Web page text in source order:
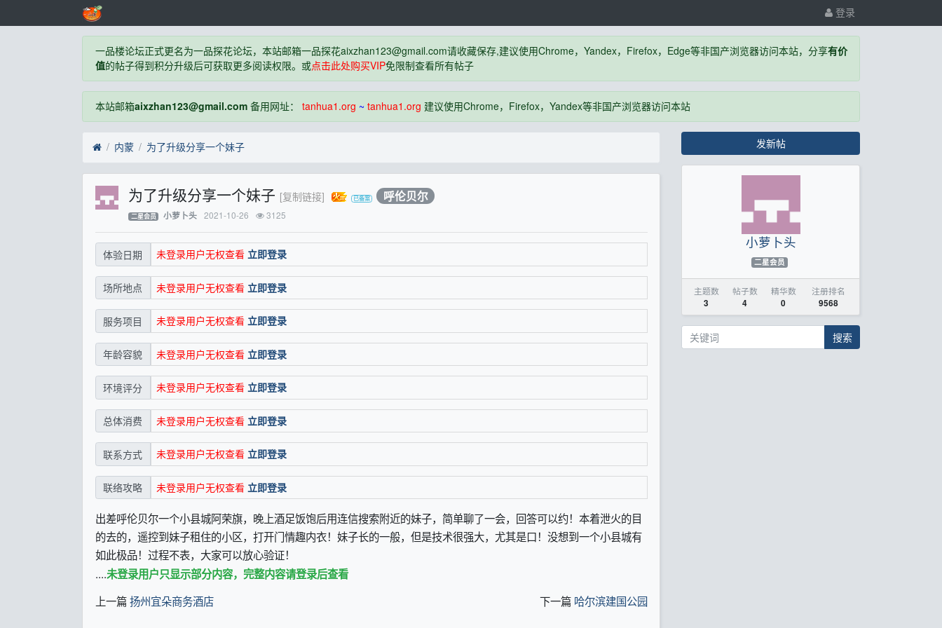
登录
一品楼论坛正式更名为一品探花论坛，本站邮箱一品探花aixzhan123@gmail.com请收藏保存,建议使用Chrome，Yandex，Firefox，Edge等非国产浏览器访问本站，分享有价
值的帖子得到积分升级后可获取更多阅读权限。或点击此处购买VIP免限制查看所有帖子
本站邮箱aixzhan123@gmail.com备用网址： tanhua1.org ~ tanhua1.org 建议使用Chrome，Firefox，Yandex等非国产浏览器访问本站
内蒙 为了升级分享一个妹子
为了升级分享一个妹子 [复制链接] 呼伦贝尔
二星会员 小萝卜头 2021-10-26 3125
体验日期 未登录用户无权查看 立即登录
场所地点 未登录用户无权查看 立即登录
服务项目 未登录用户无权查看 立即登录
年龄容貌 未登录用户无权查看 立即登录
环境评分 未登录用户无权查看 立即登录
总体消费 未登录用户无权查看 立即登录
联系方式 未登录用户无权查看 立即登录
联络攻略 未登录用户无权查看 立即登录
出差呼伦贝尔一个小县城阿荣旗，晚上酒足饭饱后用连信搜索附近的妹子，简单聊了一会，回答可以约！本着泄火的目
的去的，遥控到妹子租住的小区，打开门情趣内衣！妹子长的一般，但是技术很强大，尤其是口！没想到一个小县城有
如此极品！过程不表，大家可以放心验证！
....未登录用户只显示部分内容，完整内容请登录后查看
上一篇 扬州宜朵商务酒店 下一篇 哈尔滨建国公园
发新帖
小萝卜头
二星会员
主题数
3
帖子数
4
精华数
0
注册排名
9568
搜索